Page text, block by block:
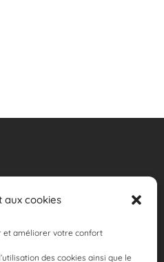
aux cookies
et améliorer votre confort
des cookies ainsi que le
JE M'ABONNE